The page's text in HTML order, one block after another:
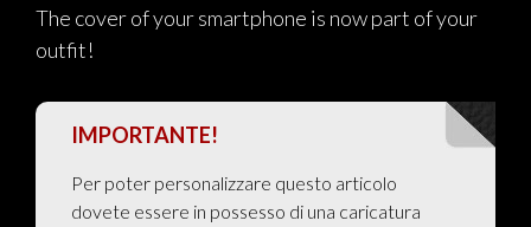
The cover of your smartphone is now part of your
outfit!
IMPORTANTE!
Per poter personalizzare questo articolo
dovete essere in possesso di una caricatura